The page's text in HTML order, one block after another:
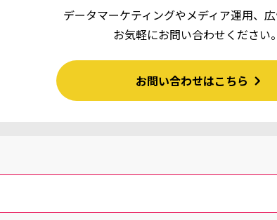
データマーケティングやメディア運用、
お気軽にお問い合わせください。
お問い合わせはこちら